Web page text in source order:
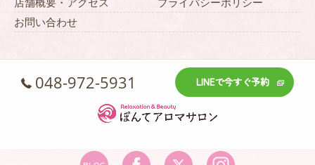
お問い合わせ
048-972-5931 LINEで今すぐ予約